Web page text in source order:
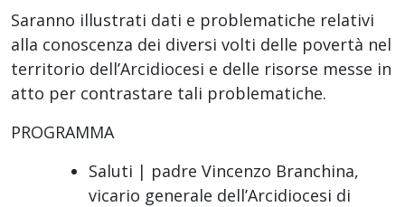
Saranno illustrati dati e problematiche relativi
alla conoscenza dei diversi volti delle povertà nel
territorio dell’Arcidiocesi e delle risorse messe in
atto per contrastare tali problematiche.
PROGRAMMA
Saluti | padre Vincenzo Branchina,
vicario generale dell’Arcidiocesi di